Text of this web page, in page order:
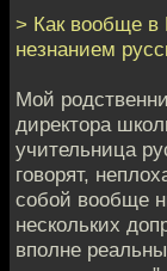
> Как вообще
незнанием
Мой
директора
учительница
говорят,
собой вообще
нескольких
вполне